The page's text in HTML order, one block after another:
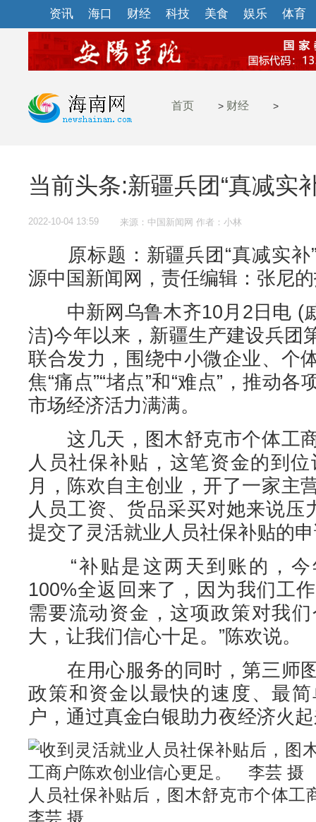
资讯 海口 财经 科技 美食 娱乐 体育
首页 > 财经 >
当前头条:新疆兵团“真减实
2022-10-04 13:59 来源：中国新闻网 作者：小林
原标题：新疆兵团“真减实补
源中国新闻网，责任编辑：张尼
中新网乌鲁木齐10月2日电 (
洁)今年以来，新疆生产建设兵团
联合发力，围绕中小微企业、个
焦“痛点”“堵点”和“难点”，推动
市场经济活力满满。
这几天，图木舒克市个体工
人员社保补贴，这笔资金的到
月，陈欢自主创业，开了一家主
人员工资、货品采买对她来说压
提交了灵活就业人员社保补贴的
“补贴是这两天到账的，今
100%全返回来了，因为我们工
需要流动资金，这项政策对我
大，让我们信心十足。”陈欢说。
在用心服务的同时，第三师
政策和资金以最快的速度、最
户，通过真金白银助力夜经济火
人员社保补贴后，图木舒克市个体
李芸 摄